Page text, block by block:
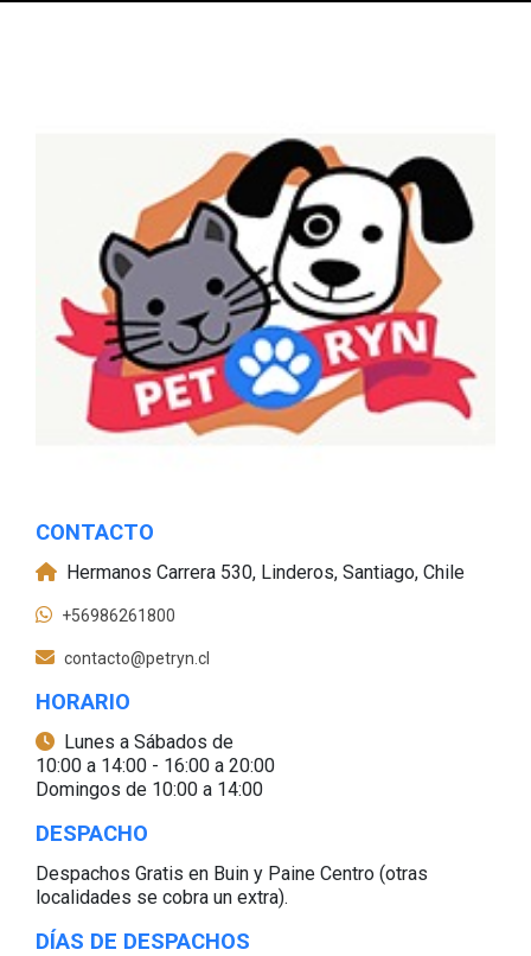
CONTACTO
Hermanos Carrera 530, Linderos, Santiago, Chile
+56986261800
contacto@petryn.cl
HORARIO
Lunes a Sábados de
10:00 a 14:00 - 16:00 a 20:00
Domingos de 10:00 a 14:00
DESPACHO
Despachos Gratis en Buin y Paine Centro (otras
localidades se cobra un extra).
DÍAS DE DESPACHOS